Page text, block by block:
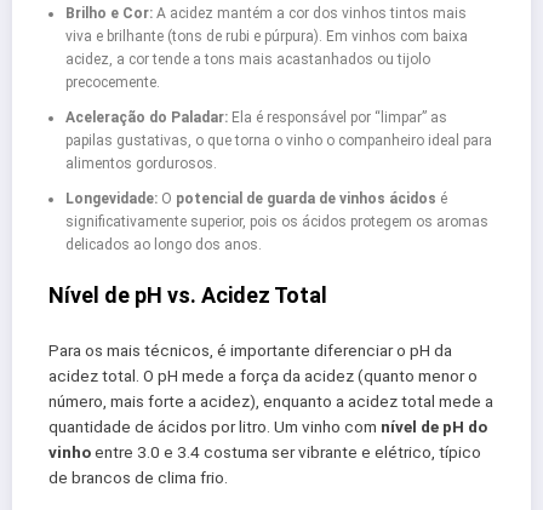
Brilho e Cor:A acidez mantém a cor dos vinhos tintos mais
viva e brilhante (tons de rubi e púrpura). Em vinhos com baixa
acidez, a cor tende a tons mais acastanhados ou tijolo
precocemente.
Aceleração do Paladar:Ela é responsável por “limpar” as
papilas gustativas, o que torna o vinho o companheiro ideal para
alimentos gordurosos.
Longevidade:O potencial de guarda de vinhos ácidos é
significativamente superior, pois os ácidos protegem os aromas
delicados ao longo dos anos.
Nível de pH vs. Acidez Total
Para os mais técnicos, é importante diferenciar o pH da
acidez total. O pH mede a força da acidez (quanto menor o
número, mais forte a acidez), enquanto a acidez total mede a
quantidade de ácidos por litro. Um vinho com nível de pH do
vinhoentre 3.0 e 3.4 costuma ser vibrante e elétrico, típico
de brancos de clima frio.